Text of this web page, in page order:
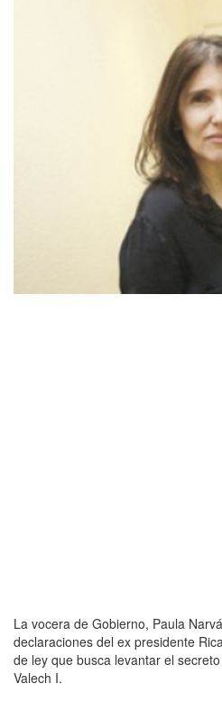
La vocera de Gobierno, Paula
declaraciones del ex presidente
de ley que busca levantar el
Valech I.